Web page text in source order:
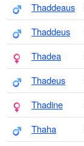
Thaddeaus
Thaddeus
Thadea
Thadeus
Thadine
Thaha